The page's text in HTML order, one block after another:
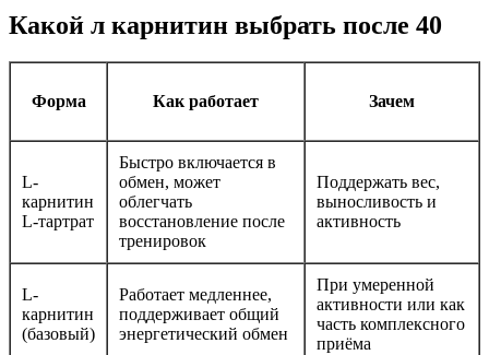
Какой л карнитин выбрать после 40
Форма Как работает Зачем
L-
карнитин
L-тартрат
Быстро включается в
обмен, может
облегчать
восстановление после
тренировок
Поддержать вес,
выносливость и
активность
L-
карнитин
(базовый)
Работает медленнее,
поддерживает общий
энергетический обмен
При умеренной
активности или как
часть комплексного
приёма